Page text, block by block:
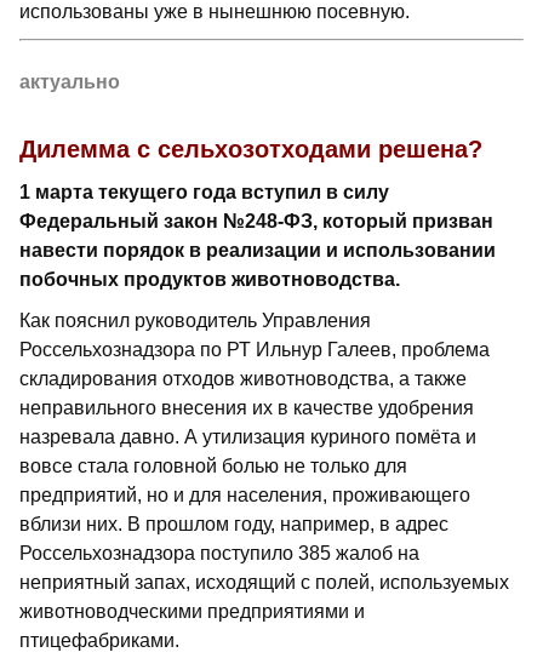
использованы уже в нынешнюю посевную.
актуально
Дилемма с сельхозотходами решена?
1 марта текущего года вступил в силу
Федеральный закон №248-ФЗ, который призван
навести порядок в реализации и использовании
побочных продуктов животно­водства.
Как пояснил руководитель Управления
Россельхознадзора по РТ Ильнур Галеев, проблема
складирования отходов животноводства, а также
неправильного внесения их в качестве удобрения
назревала давно. А утилизация куриного помёта и
вовсе стала головной болью не только для
предприятий, но и для населения, проживающего
вблизи них. В про­шлом году, например, в адрес
Россельхознадзора поступило 385 жалоб на
неприятный запах, исходящий с полей, используемых
животноводческими предприя­тиями и
птицефабриками.